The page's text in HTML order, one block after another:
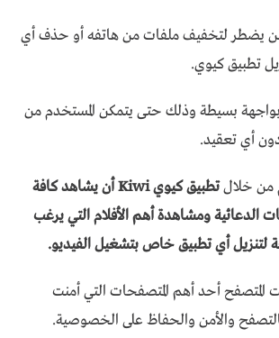
لن يضطر لتخفيف ملفات من هاتفه أو حذف أي
تطبيق كيوي.
بسيطة وذلك حتى يتمكن المستخدم من
أي تعقيد.
من خلال
تطبيق كيوي Kiwi أن يشاهد كافة
الدعائية ومشاهدة أهم الأفلام التي يرغب
لتنزيل أي تطبيق خاص بتشغيل الفيديو.
أحد أهم المتصفحات التي أمنت
والأمن والحفاظ على الخصوصية.